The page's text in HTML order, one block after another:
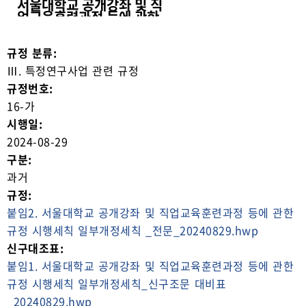
서울대학교 공개강좌 및 직
업교육훈련과정 등에 관한
규정 분류:
Ⅲ. 특정연구사업 관련 규정
규정번호:
16-가
시행일:
2024-08-29
구분:
과거
규정:
붙임2. 서울대학교 공개강좌 및 직업교육훈련과정 등에 관한
규정 시행세칙 일부개정세칙 _전문_20240829.hwp
신구대조표:
붙임1. 서울대학교 공개강좌 및 직업교육훈련과정 등에 관한
규정 시행세칙 일부개정세칙_신구조문 대비표
_20240829.hwp